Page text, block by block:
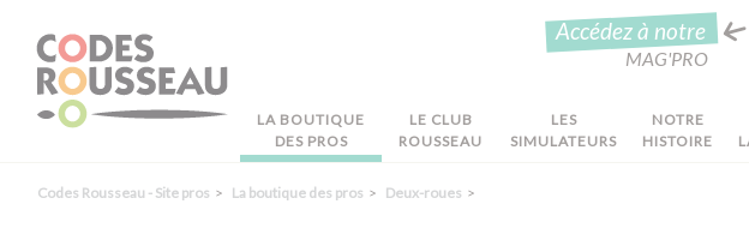
LA BOUTIQUE
DES PROS
LE CLUB
ROUSSEAU
LES
SIMULATEURS
NOTRE
HISTOIRE
Accédez à notre
MAG'PRO
Codes Rousseau - Site pros La boutique des pros Deux-roues